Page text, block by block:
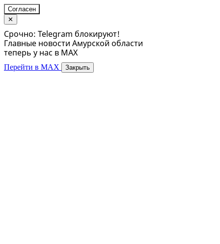
Согласен
✕
Срочно: Telegram блокируют!
Главные новости Амурской области
теперь у нас в MAX
Перейти в MAX Закрыть